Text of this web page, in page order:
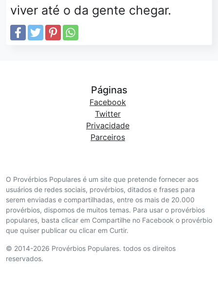
viver até o da gente chegar.
O Provérbios Populares é um site que pretende fornecer aos
usuários de redes sociais, provérbios, ditados e frases para
serem enviadas e compartilhadas, entre os mais de 20.000
provérbios, dispomos de muitos temas. Para usar o provérbios
populares, basta clicar em Compartilhe no Facebook o provérbio
que quiser publicar ou clicar em Curtir.
© 2014-2026 Provérbios Populares. todos os direitos
reservados.
Páginas
Facebook
Twitter
Privacidade
Parceiros